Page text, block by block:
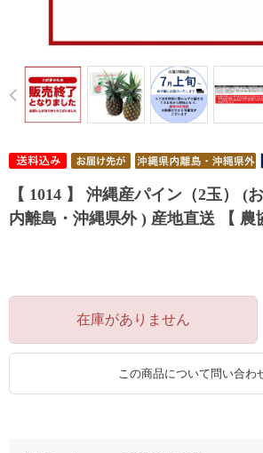
Prev
【 1014 】 沖縄産パイン（2玉） (
内離島・沖縄県外 ) 産地直送 【 農
在庫がありません
この商品について問い合わ